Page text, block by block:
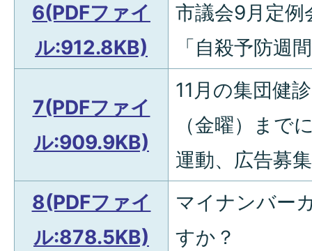
6(PDFファイ
ル:912.8KB)
市議会9月定例
「自殺予防週
7(PDFファイ
ル:909.9KB)
11月の集団健
（金曜）まで
運動、広告募
8(PDFファイ
ル:878.5KB)
マイナンバー
すか？